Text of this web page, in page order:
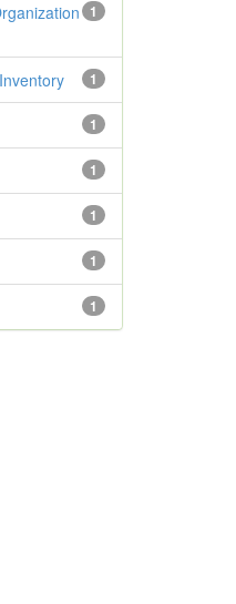
1
1
1
1
1
1
1